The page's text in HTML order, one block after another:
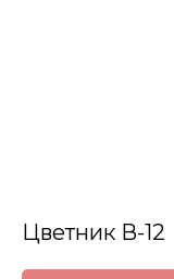
Цветник В-12